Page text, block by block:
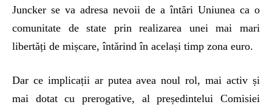
Juncker se va adresa nevoii de a întări Uniunea ca o
comunitate de state prin realizarea unei mai mari
libertăți de mișcare, întărind în același timp zona euro.
Dar ce implicații ar putea avea noul rol, mai activ și
mai dotat cu prerogative, al președintelui Comisiei